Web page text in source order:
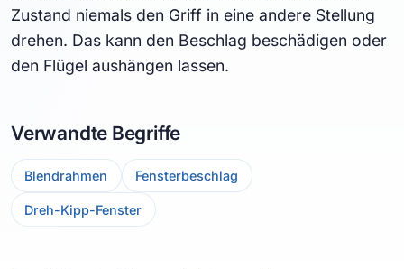
Zustand niemals den Griff in eine andere Stellung
drehen. Das kann den Beschlag beschädigen oder
den Flügel aushängen lassen.
Verwandte Begriffe
Blendrahmen Fensterbeschlag
Dreh-Kipp-Fenster